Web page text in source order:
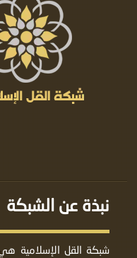
نبذة عن الشبكة
شبكة القل الإسلامية